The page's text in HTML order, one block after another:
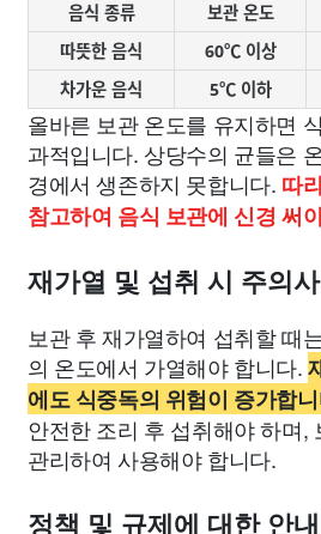
음식 종류 보관 온도
따뜻한 음식
60℃ 이상
차가운 음식
5℃ 이하
올바른 보관 온도를 유지하면
과적입니다. 상당수의 균들은
경에서 생존하지 못합니다. 따
참고하여 음식 보관에 신경 써
재가열 및 섭취 시 주의
보관 후 재가열하여 섭취할
의 온도에서 가열해야 합니다.
에도 식중독의 위험이 증가합
안전한 조리 후 섭취해야 하며,
관리하여 사용해야 합니다.
정책 및 규제에 대한 안내